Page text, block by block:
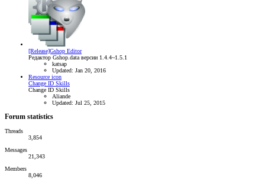
[Release]Gshop Editor
Редактор Gshop.data версии 1.4.4~1.5.1
katsap
Updated: Jan 20, 2016
Resource icon
Change ID Skills
Change ID Skills
Aliande
Updated: Jul 25, 2015
Forum statistics
Threads
3,854
Messages
21,343
Members
8,046